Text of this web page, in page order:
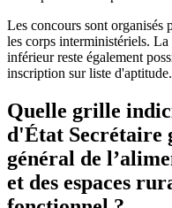
Les concours sont organisés
les corps interministériels.
inférieur reste également
inscription sur liste d'aptitude.
Quelle grille
d'État Secrétaire
général de
et des espaces